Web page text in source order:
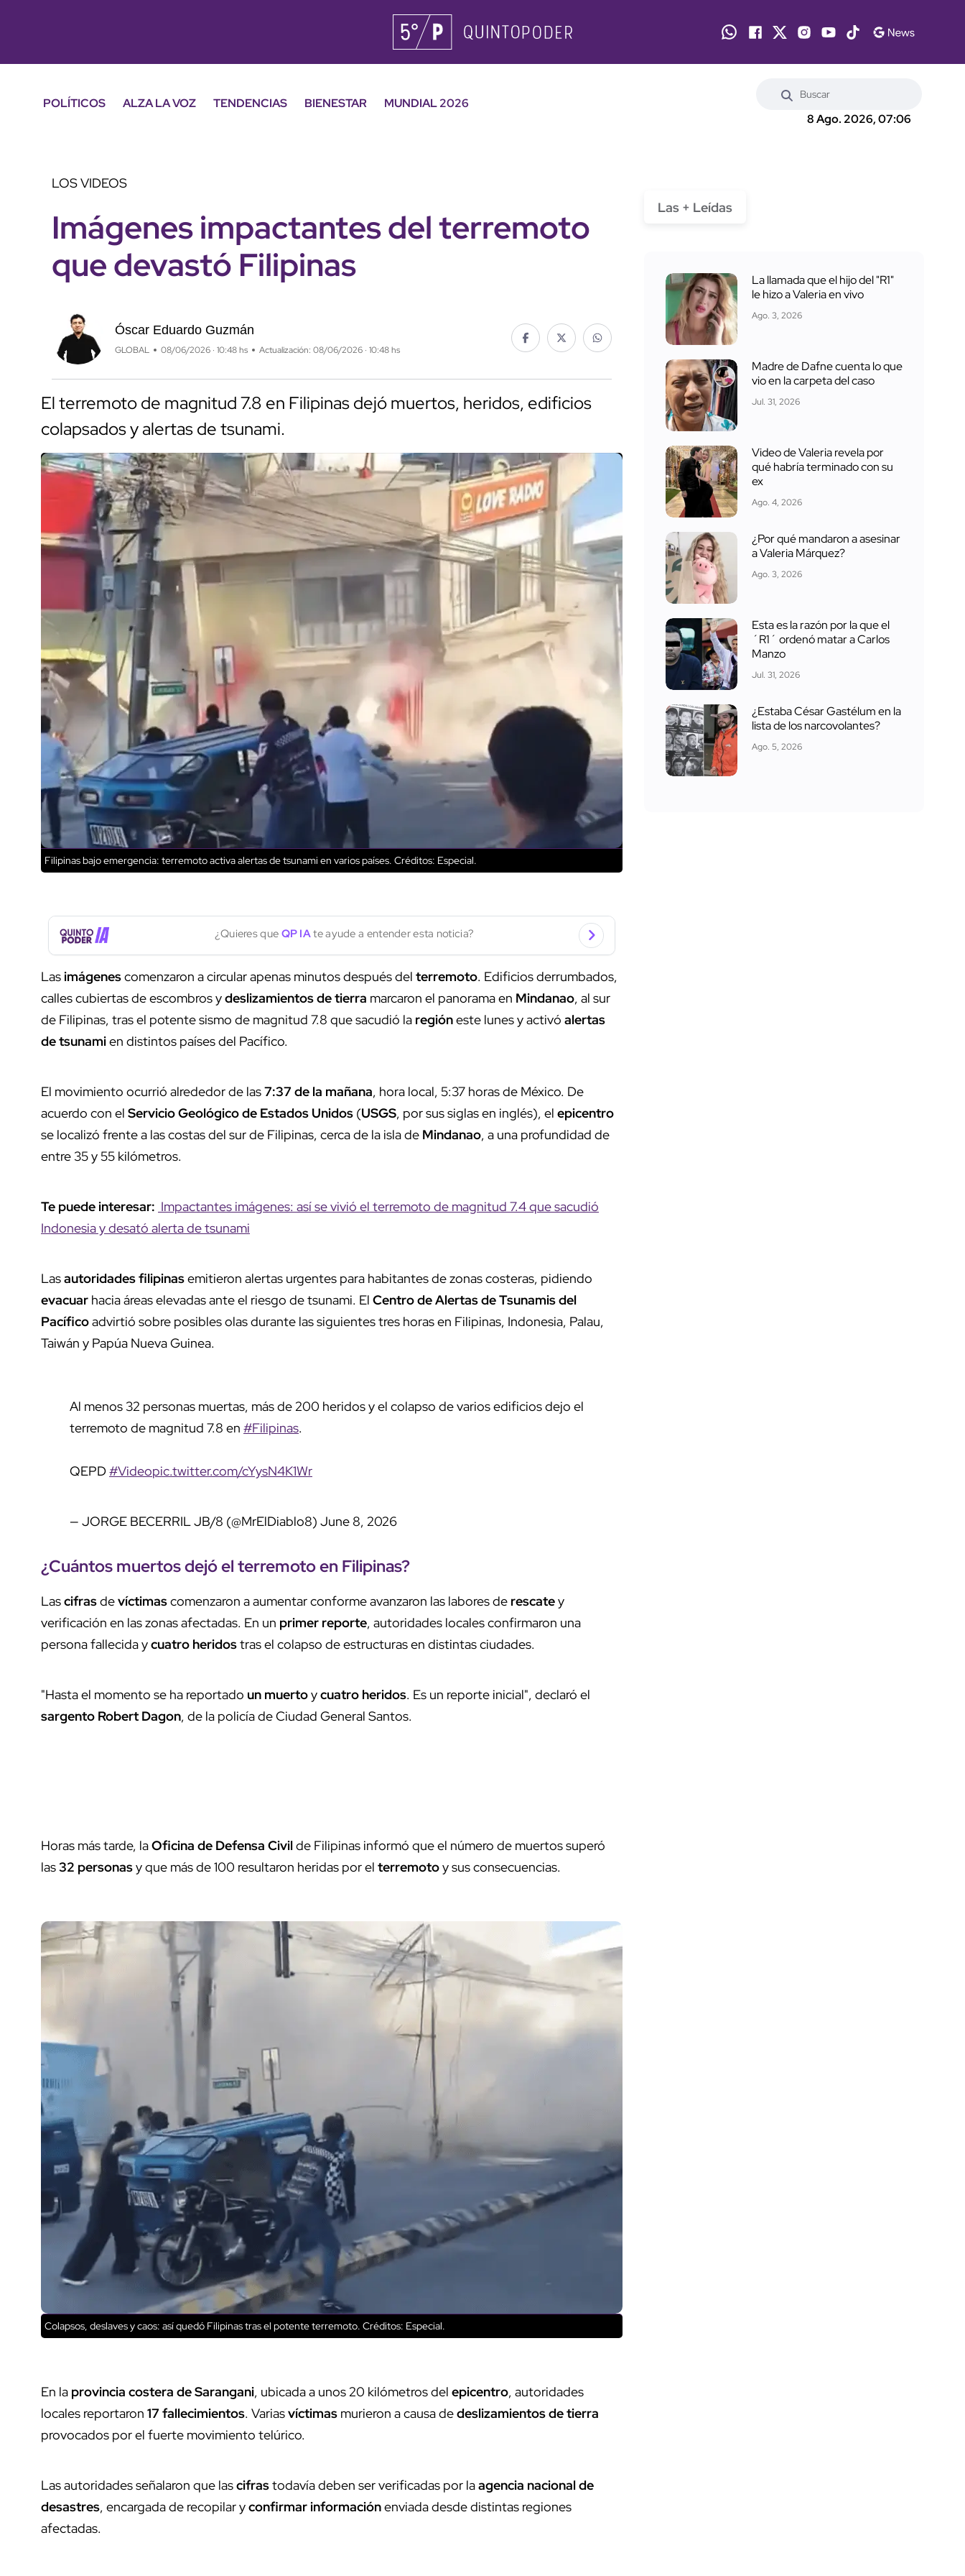
POLÍTICOS ALZA LA VOZ TENDENCIAS BIENESTAR
MUNDIAL 2026
8 Ago. 2026, 07:06
LOS VIDEOS
Imágenes impactantes del terremoto
que devastó Filipinas
Óscar Eduardo Guzmán
GLOBAL 08/06/2026 · 10:48 hs Actualización: 08/06/2026 · 10:48 hs
El terremoto de magnitud 7.8 en Filipinas dejó muertos, heridos, edificios
colapsados y alertas de tsunami.
Filipinas bajo emergencia: terremoto activa alertas de tsunami en varios países. Créditos: Especial.
¿Quieres que QP IAte ayude a entender esta noticia?
Lasimágenescomenzaron a circular apenas minutos después del terremoto. Edificios derrumbados,
calles cubiertas de escombros ydeslizamientos de tierra marcaron el panorama en Mindanao, al sur
de Filipinas, tras el potente sismo de magnitud 7.8 que sacudió la regióneste lunes y activó alertas
de tsunamien distintos países del Pacífico.
El movimiento ocurrió alrededor de las7:37 de la mañana, hora local, 5:37 horas de México. De
acuerdo con el Servicio Geológico de Estados Unidos (USGS, por sus siglas en inglés), el epicentro
se localizó frente a las costas del sur de Filipinas, cerca de la isla de Mindanao, a una profundidad de
entre 35 y 55 kilómetros.
Te puede interesar: Impactantes imágenes: así se vivió el terremoto de magnitud 7.4 que sacudió
Indonesia y desató alerta de tsunami
Lasautoridades filipinasemitieron alertas urgentes para habitantes de zonas costeras, pidiendo
evacuar hacia áreas elevadas ante el riesgo de tsunami. El Centro de Alertas de Tsunamis del
Pacíficoadvirtió sobre posibles olas durante las siguientes tres horas en Filipinas, Indonesia, Palau,
Taiwán y Papúa Nueva Guinea.
Al menos 32 personas muertas, más de 200 heridos y el colapso de varios edificios dejo el
terremoto de magnitud 7.8 en #Filipinas.
QEPD#Videopic.twitter.com/cYysN4K1Wr
— JORGE BECERRIL JB/8 (@MrElDiablo8) June 8, 2026
¿Cuántos muertos dejó elterremotoen Filipinas?
Lascifrasdevíctimascomenzaron a aumentar conforme avanzaron las labores de rescatey
verificación en las zonas afectadas. En un primer reporte, autoridades locales confirmaron una
persona fallecida ycuatro heridostras el colapso de estructuras en distintas ciudades.
"Hasta el momento se ha reportado un muertoycuatro heridos. Es un reporte inicial", declaró el
sargento Robert Dagon, de la policía de Ciudad General Santos.
Horas más tarde, laOficina de Defensa Civilde Filipinas informó que el número de muertos superó
las32 personasy que más de 100 resultaron heridas por el terremotoy sus consecuencias.
Colapsos, deslaves y caos: así quedó Filipinas tras el potente terremoto. Créditos: Especial.
En la provincia costera de Sarangani, ubicada a unos 20 kilómetros del epicentro, autoridades
locales reportaron 17 fallecimientos. Variasvíctimas murieron a causa dedeslizamientos de tierra
provocados por el fuerte movimiento telúrico.
Las autoridades señalaron que lascifrastodavía deben ser verificadas por laagencia nacional de
desastres, encargada de recopilar yconfirmar informaciónenviada desde distintas regiones
afectadas.
Las + Leídas
La llamada que el hijo del "R1"
le hizo a Valeria en vivo
Ago. 3, 2026
Madre de Dafne cuenta lo que
vio en la carpeta del caso
Jul. 31, 2026
Video de Valeria revela por
qué habría terminado con su
ex
Ago. 4, 2026
¿Por qué mandaron a asesinar
a Valeria Márquez?
Ago. 3, 2026
Esta es la razón por la que el
´R1´ ordenó matar a Carlos
Manzo
Jul. 31, 2026
¿Estaba César Gastélum en la
lista de los narcovolantes?
Ago. 5, 2026